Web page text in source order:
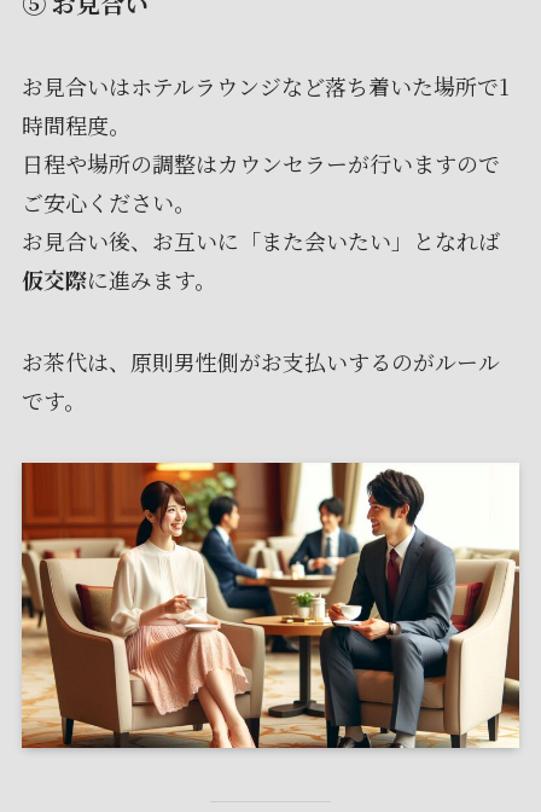
お見合いはホテルラウンジなど落ち着いた場所で1
時間程度。
日程や場所の調整はカウンセラーが行いますので
ご安心ください。
お見合い後、お互いに「また会いたい」となれば
仮交際に進みます。
お茶代は、原則男性側がお支払いするのがルール
です。